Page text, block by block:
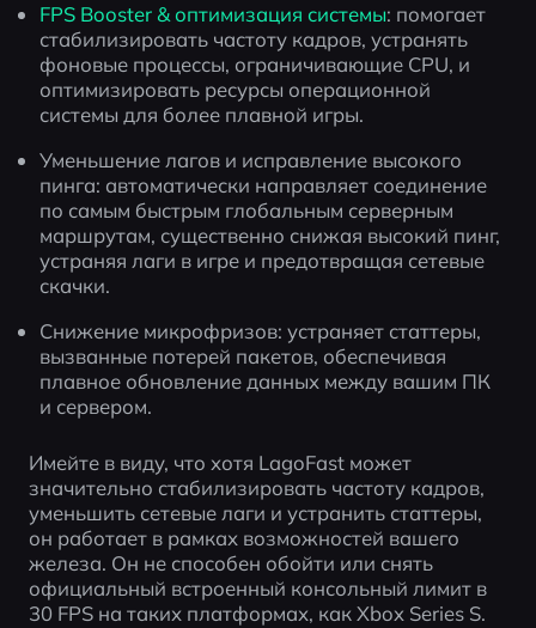
FPS Booster & оптимизация системы: помогает
стабилизировать частоту кадров, устранять
фоновые процессы, ограничивающие CPU, и
оптимизировать ресурсы операционной
системы для более плавной игры.
Уменьшение лагов и исправление высокого
пинга: автоматически направляет соединение
по самым быстрым глобальным серверным
маршрутам, существенно снижая высокий пинг,
устраняя лаги в игре и предотвращая сетевые
скачки.
Снижение микрофризов: устраняет статтеры,
вызванные потерей пакетов, обеспечивая
плавное обновление данных между вашим ПК
и сервером.
Имейте в виду, что хотя LagoFast может
значительно стабилизировать частоту кадров,
уменьшить сетевые лаги и устранить статтеры,
он работает в рамках возможностей вашего
железа. Он не способен обойти или снять
официальный встроенный консольный лимит в
30 FPS на таких платформах, как Xbox Series S.